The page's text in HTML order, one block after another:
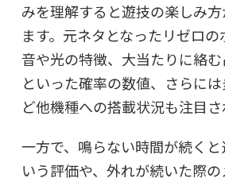
みを理解すると遊技の楽しみ
ます。元ネタとなったリゼロ
音や光の特徴、大当たりに絡
といった確率の数値、さらに
ど他機種への搭載状況も注目さ
一方で、鳴らない時間が続く
いう評価や、外れが続いた際